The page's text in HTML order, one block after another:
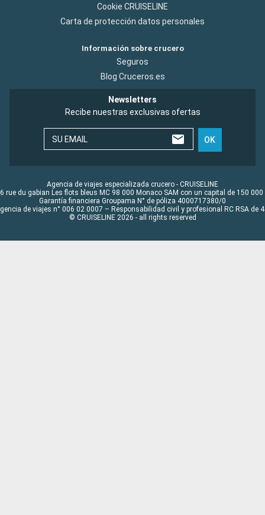
Cookie CRUISELINE
Carta de protección datos personales
Información sobre crucero
Seguros
Blog Cruceros.es
Newsletters
Recibe nuestras exclusivas ofertas
SU EMAIL OK
Agencia de viajes especializada crucero - CRUISELINE
rue du gabian Les flots bleus MC 98 000 Monaco SAM con un capital de 150 000
Garantía financiera Groupama N° de póliza 4000717380/0
de viajes n° 006 02 0007 – Responsabilidad civil y profesional RC RSA de
© CRUISELINE 2026 - all rights reserved